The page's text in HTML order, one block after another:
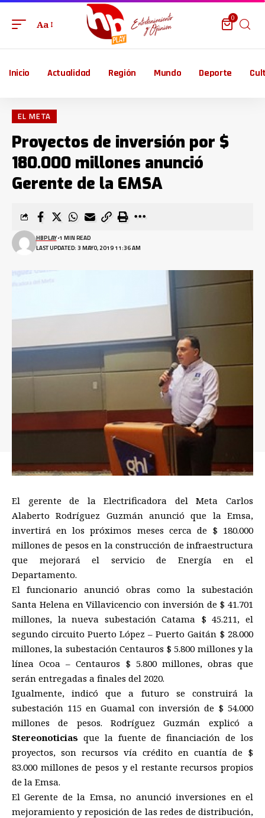
Aa
0
Inicio Actualidad Región Mundo Deporte
EL META
Proyectos de inversión por $
180.000 millones anunció
Gerente de la EMSA
LAST UPDATED: 3 MAYO, 2019 11:36 AM
HBPLAY 1 MIN READ
El gerente de la Electrificadora del Meta Carlos
Alaberto Rodríguez Guzmán anunció que la Emsa,
invertirá en los próximos meses cerca de $ 180.000
millones de pesos en la construcción de infraestructura
que mejorará el servicio de Energía en el
Departamento.
El funcionario anunció obras como la subestación
Santa Helena en Villavicencio con inversión de $ 41.701
millones, la nueva subestación Catama $ 45.211, el
segundo circuito Puerto López – Puerto Gaitán $ 28.000
millones, la subestación Centauros $ 5.800 millones y la
línea Ocoa – Centauros $ 5.800 millones, obras que
serán entregadas a finales del 2020.
Igualmente, indicó que a futuro se construirá la
subestación 115 en Guamal con inversión de $ 54.000
millones de pesos. Rodríguez Guzmán explicó a
Stereonoticias que la fuente de financiación de los
proyectos, son recursos vía crédito en cuantía de $
83.000 millones de pesos y el restante recursos propios
de la Emsa.
El Gerente de la Emsa, no anunció inversiones en el
mejoramiento y reposición de las redes de distribución,